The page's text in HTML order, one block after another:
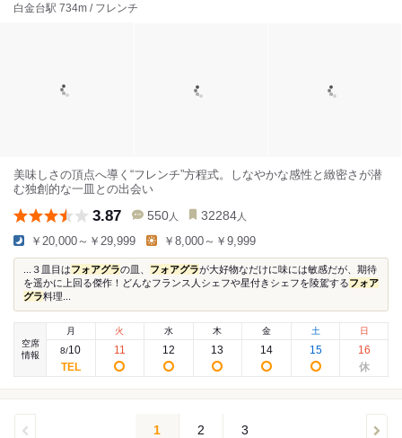
白金台駅 734m / フレンチ
美味しさの頂点へ導く“フレンチ”方程式。しなやかな感性と緻密さが潜
む独創的な一皿との出会い
3.87 550 人 32284 人
￥20,000～￥29,999 ￥8,000～￥9,999
...３皿目はフォアグラの皿、 フォアグラが大好物なだけに味には敏感だが、期待
を遥かに上回る傑作！どんなフランス人シェフや星付きシェフを陵駕するフォア
グラ料理...
空席
情報
月
8/10
火
11
水
12
木
13
金
14
土
15
日
16
1 2 3